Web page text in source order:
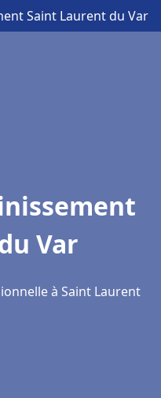
Saint Laurent du Var
Var
à Saint Laurent